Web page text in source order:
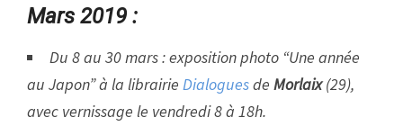
Mars 2019 :
Du 8 au 30 mars : exposition photo “Une année
au Japon” à la librairie Dialoguesde Morlaix(29),
avec vernissage le vendredi 8 à 18h.